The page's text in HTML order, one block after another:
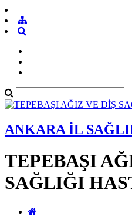
ANKARA İL
TEPEBAŞI
SAĞLIĞI